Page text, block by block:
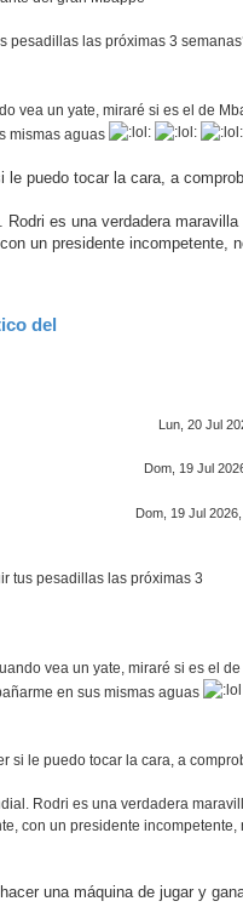
pesadillas las próximas 3
vea un yate, miraré si es el de
mismas aguas
le puedo tocar la cara, a
Rodri es una verdadera maravilla
un presidente incompetente,
del
Lun, 20 Jul
Dom, 19 Jul
Dom, 19 Jul
tus pesadillas las próximas 3
vea un yate, miraré si es el de
en sus mismas aguas
si le puedo tocar la cara, a
Rodri es una verdadera
con un presidente incompetente,
una máquina de jugar y